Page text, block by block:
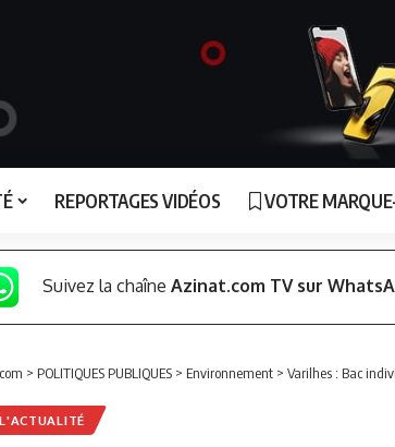
REPORTAGES VIDÉOS VOTRE
Suivez la chaîne Azinat.com TV sur
> POLITIQUES PUBLIQUES > Environnement > Varilhes : Bac